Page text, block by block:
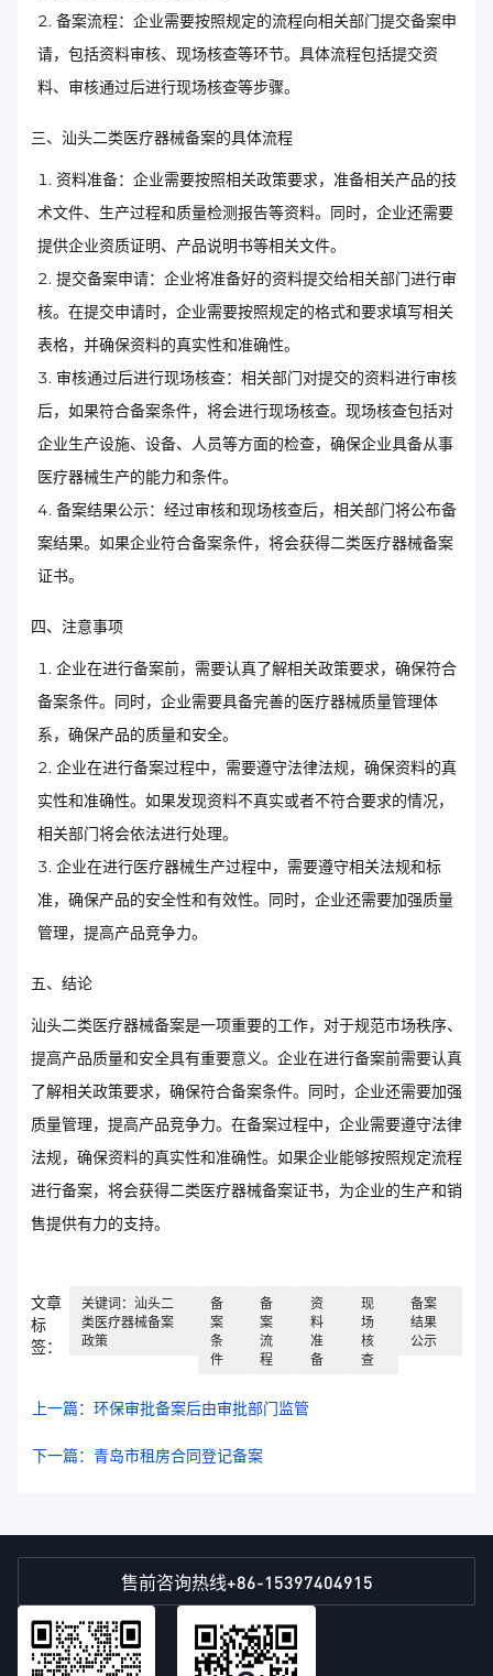
备案流程：企业需要按照规定的流程向相关部门提交备案申
请，包括资料审核、现场核查等环节。具体流程包括提交资
料、审核通过后进行现场核查等步骤。
三、汕头二类医疗器械备案的具体流程
资料准备：企业需要按照相关政策要求，准备相关产品的技
术文件、生产过程和质量检测报告等资料。同时，企业还需要
提供企业资质证明、产品说明书等相关文件。
提交备案申请：企业将准备好的资料提交给相关部门进行审
核。在提交申请时，企业需要按照规定的格式和要求填写相关
表格，并确保资料的真实性和准确性。
审核通过后进行现场核查：相关部门对提交的资料进行审核
后，如果符合备案条件，将会进行现场核查。现场核查包括对
企业生产设施、设备、人员等方面的检查，确保企业具备从事
医疗器械生产的能力和条件。
备案结果公示：经过审核和现场核查后，相关部门将公布备
案结果。如果企业符合备案条件，将会获得二类医疗器械备案
证书。
四、注意事项
企业在进行备案前，需要认真了解相关政策要求，确保符合
备案条件。同时，企业需要具备完善的医疗器械质量管理体
系，确保产品的质量和安全。
企业在进行备案过程中，需要遵守法律法规，确保资料的真
实性和准确性。如果发现资料不真实或者不符合要求的情况，
相关部门将会依法进行处理。
企业在进行医疗器械生产过程中，需要遵守相关法规和标
准，确保产品的安全性和有效性。同时，企业还需要加强质量
管理，提高产品竞争力。
五、结论
汕头二类医疗器械备案是一项重要的工作，对于规范市场秩序、
提高产品质量和安全具有重要意义。企业在进行备案前需要认真
了解相关政策要求，确保符合备案条件。同时，企业还需要加强
质量管理，提高产品竞争力。在备案过程中，企业需要遵守法律
法规，确保资料的真实性和准确性。如果企业能够按照规定流程
进行备案，将会获得二类医疗器械备案证书，为企业的生产和销
售提供有力的支持。
文章
标
签：
关键词：汕头二
类医疗器械备案
政策
备
案
条
件
备
案
流
程
资
料
准
备
现
场
核
查
备案
结果
公示
上一篇：环保审批备案后由审批部门监管
下一篇：青岛市租房合同登记备案
售前咨询热线+86-15397404915